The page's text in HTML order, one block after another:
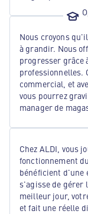
Nous croyons
à grandir. Nous
progresser grâce
professionnelles.
commercial, et
vous pourrez
manager de
Chez ALDI, vous
fonctionnement
bénéficient d'une
s'agisse de gérer
meilleur jour,
et fait une réelle